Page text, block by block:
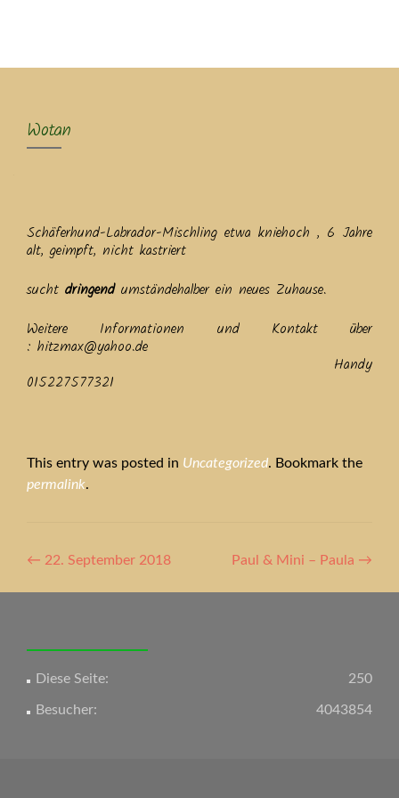
Wotan
Schäferhund-Labrador-Mischling etwa kniehoch , 6 Jahre
alt, geimpft, nicht kastriert
sucht dringendumständehalber ein neues Zuhause.
Weitere Informationen und Kontakt über
: hitzmax@yahoo.de
Handy
015227577321
This entry was posted in Uncategorized. Bookmark the
permalink.
Artikel-
Navigation
← 22. September 2018 Paul & Mini – Paula →
250
Diese Seite:
4043854
Besucher: